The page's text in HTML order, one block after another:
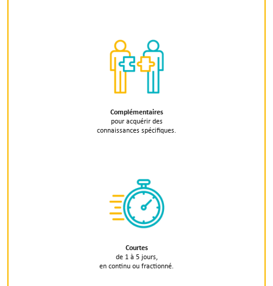
Complémentaires
pour acquérir des
connaissances spécifiques.
Courtes
de 1 à 5 jours,
en continu ou fractionné.